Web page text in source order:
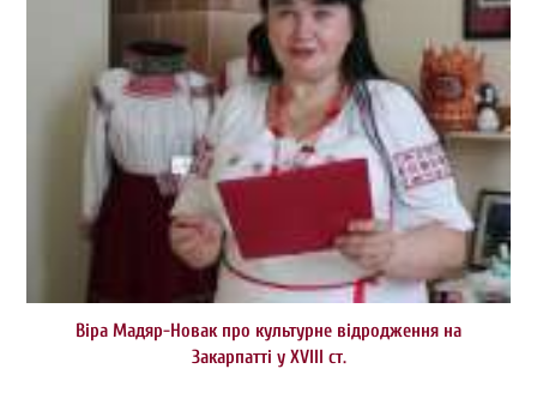
Віра Мадяр-Новак про культурне відродження на
Закарпатті у ХVІІІ ст.